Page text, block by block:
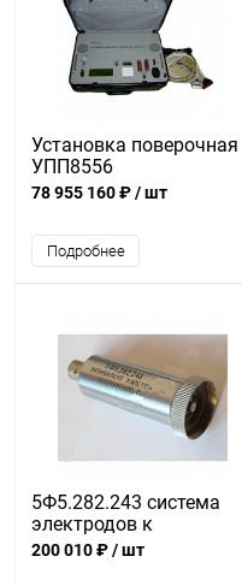
Установка поверочная
УПП8556
78 955 160 ₽/ шт
Подробнее
5Ф5.282.243 система
электродов к
анализаторам
200 010 ₽/ шт